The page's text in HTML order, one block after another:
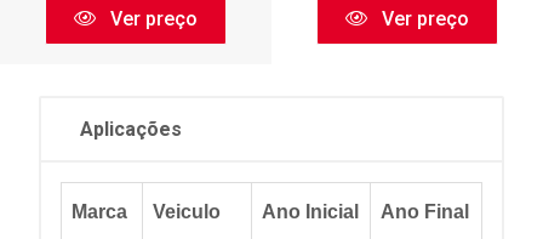
Ver preço Ver preço
Aplicações
Marca Veiculo Ano Inicial Ano Final